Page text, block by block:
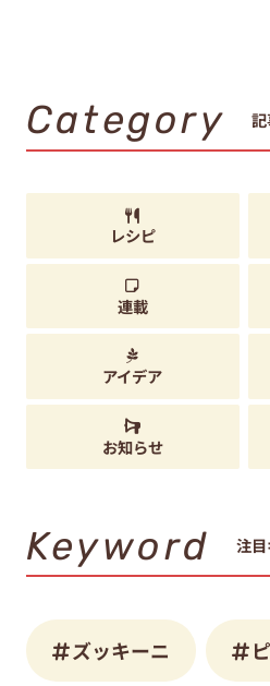
Category
レシピ
連載
アイデア
お知らせ
Keyword 注
ズッキーニ